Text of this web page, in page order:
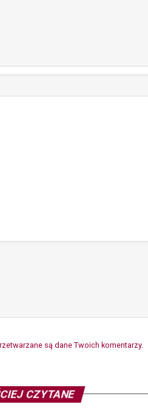
są dane Twoich komentarzy.
CZYTANE